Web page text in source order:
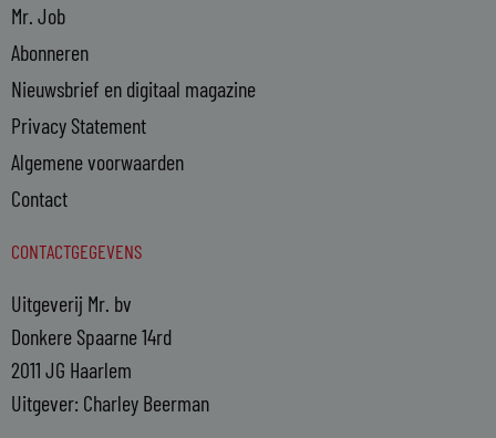
Mr. Job
Abonneren
Nieuwsbrief en digitaal magazine
Privacy Statement
Algemene voorwaarden
Contact
CONTACTGEGEVENS
Uitgeverij Mr. bv
Donkere Spaarne 14rd
2011 JG Haarlem
Uitgever: Charley Beerman